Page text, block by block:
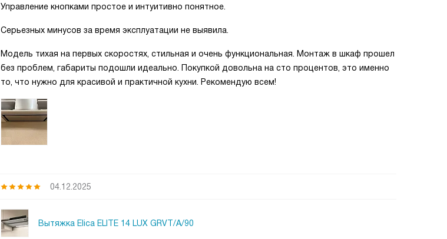
Управление кнопками простое и интуитивно понятное.
Серьезных минусов за время эксплуатации не выявила.
Модель тихая на первых скоростях, стильная и очень функциональная. Монтаж в шкаф прошел
без проблем, габариты подошли идеально. Покупкой довольна на сто процентов, это именно
то, что нужно для красивой и практичной кухни. Рекомендую всем!
04.12.2025
Вытяжка Elica ELITE 14 LUX GRVT/A/90